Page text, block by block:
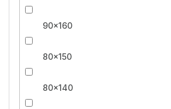
90x160
80x150
80x140